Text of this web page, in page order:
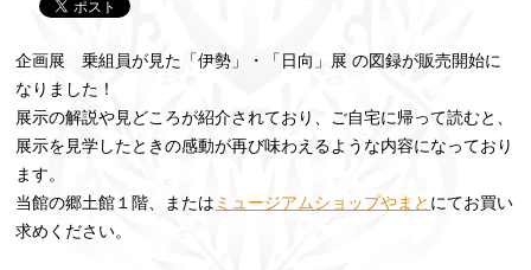
企画展 乗組員が見た「伊勢」・「日向」展 の図録が販売開始に
なりました！
展示の解説や見どころが紹介されており、ご自宅に帰って読むと、
展示を見学したときの感動が再び味わえるような内容になっており
ます。
当館の郷土館１階、または ミュージアムショップやまと にてお買い
求めください。